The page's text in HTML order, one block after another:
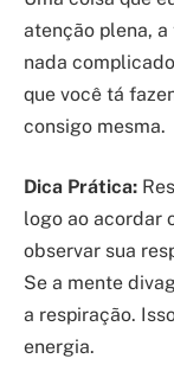
atenção plena,
nada
que você tá
consigo mesma.
Dica Prática:
logo ao acordar
observar sua
Se a mente
a respiração.
energia.